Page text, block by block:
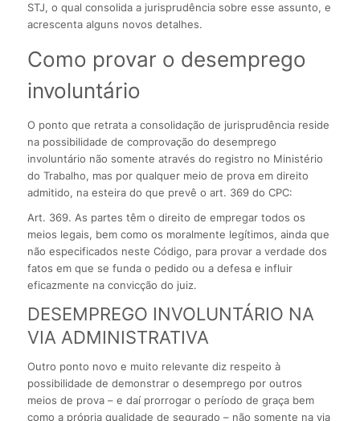
STJ, o qual consolida a jurisprudência sobre esse assunto, e
acrescenta alguns novos detalhes.
Como provar o desemprego
involuntário
O ponto que retrata a consolidação de jurisprudência reside
na possibilidade de comprovação do desemprego
involuntário não somente através do registro no Ministério
do Trabalho, mas por qualquer meio de prova em direito
admitido, na esteira do que prevê o art. 369 do CPC:
Art. 369. As partes têm o direito de empregar todos os
meios legais, bem como os moralmente legítimos, ainda que
não especificados neste Código, para provar a verdade dos
fatos em que se funda o pedido ou a defesa e influir
eficazmente na convicção do juiz.
DESEMPREGO INVOLUNTÁRIO NA
VIA ADMINISTRATIVA
Outro ponto novo e muito relevante diz respeito à
possibilidade de demonstrar o desemprego por outros
meios de prova – e daí prorrogar o período de graça bem
como a própria qualidade de segurado – não somente na via